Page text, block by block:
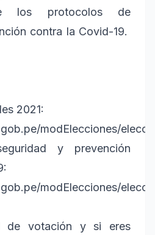
los protocolos de
contra la Covid-19.
2021:
modElecciones/
y prevención
modElecciones/
de votación y si eres